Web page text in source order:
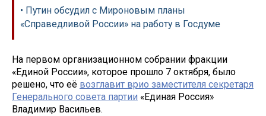
• Путин обсудил с Мироновым планы
«Справедливой России» на работу в Госдуме
На первом организационном собрании фракции
«Единой России», которое прошло 7 октября, было
решено, что её возглавит врио заместителя секретаря
Генерального совета партии «Единая Россия»
Владимир Васильев.